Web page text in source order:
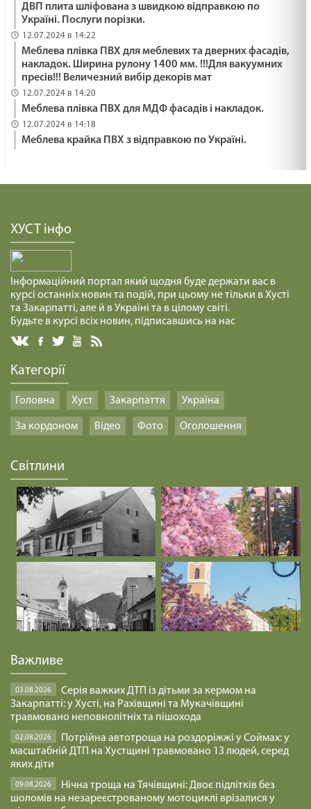
ДВП плита шліфована з швидкою відправкою по
Україні. Послуги порізки.
12.07.2024 в 14:22
Меблева плівка ПВХ для меблевих та дверних фасадів,
накладок. Ширина рулону 1400 мм. !!!Для вакуумних
пресів!!! Величезний вибір декорів мат
12.07.2024 в 14:20
Меблева плівка ПВХ для МДФ фасадів і накладок.
12.07.2024 в 14:18
Меблева крайка ПВХ з відправкою по Україні.
ХУСТ інфо
Інформаційний портал який щодня буде держати вас в
курсі останніх новин та подій, при цьому не тільки в Хусті
та Закарпатті, але й в Україні та в цілому світі.
Будьте в курсі всіх новин, підписавшись на нас
Категорії
Головна Хуст Закарпаття Україна
За кордоном Відео Фото Оголошення
Світлини
Важливе
03.08.2026
Серія важких ДТП із дітьми за кермом на
Закарпатті: у Хусті, на Рахівщині та Мукачівщині
травмовано неповнолітніх та пішохода
02.08.2026
Потрійна автотроща на роздоріжжі у Соймах: у
масштабній ДТП на Хустщині травмовано 13 людей, серед
яких діти
09.08.2026
Нічна троща на Тячівщині: Двоє підлітків без
шоломів на незареєстрованому мотоциклі врізалися у